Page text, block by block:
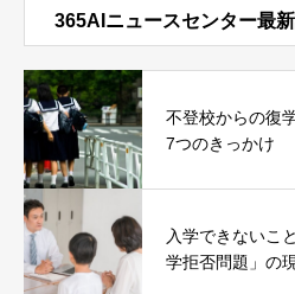
365AIニュースセンター最
不登校からの復
7つのきっかけ
入学できないこ
学拒否問題」の